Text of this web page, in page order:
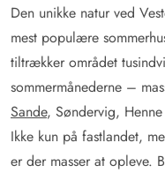
Den unikke natur ved
mest populære
tiltrækker området
sommermånederne –
Sande, Søndervig,
Ikke kun på fastlandet,
er der masser at opleve.